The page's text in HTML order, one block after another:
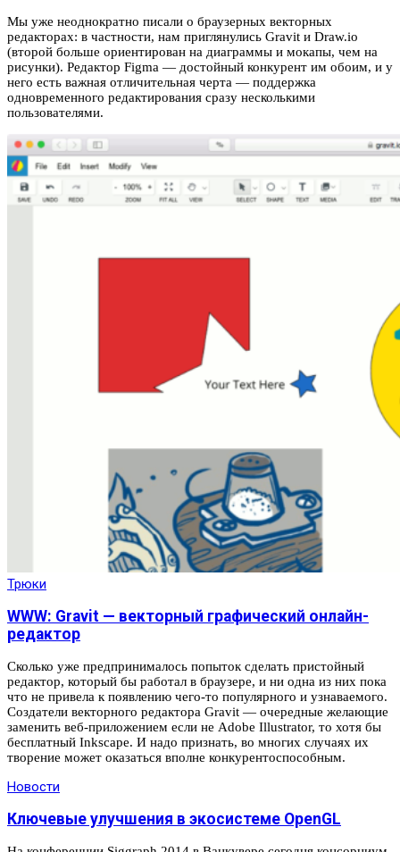
Мы уже неоднократно писали о браузерных векторных
редакторах: в частности, нам приглянулись Gravit и Draw.io
(второй больше ориентирован на диаграммы и мокапы, чем на
рисунки). Редактор Figma — достойный конкурент им обоим, и у
него есть важная отличительная черта — поддержка
одновременного редактирования сразу несколькими
пользователями.
Трюки
WWW: Gravit — векторный графический онлайн-
редактор
Сколько уже предпринималось попыток сделать пристойный
редактор, который бы работал в браузере, и ни одна из них пока
что не привела к появлению чего-то популярного и узнаваемого.
Создатели векторного редактора Gravit — очередные желающие
заменить веб-приложением если не Adobe Illustrator, то хотя бы
бесплатный Inkscape. И надо признать, во многих случаях их
творение может оказаться вполне конкурентоспособным.
Новости
Ключевые улучшения в экосистеме OpenGL